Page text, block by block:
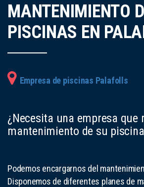
MANTENIMIENTO
PISCINAS EN
Empresa de piscinas Palafolls
¿Necesita una empresa que
mantenimiento de su
Podemos encargarnos del
Disponemos de diferentes planes de